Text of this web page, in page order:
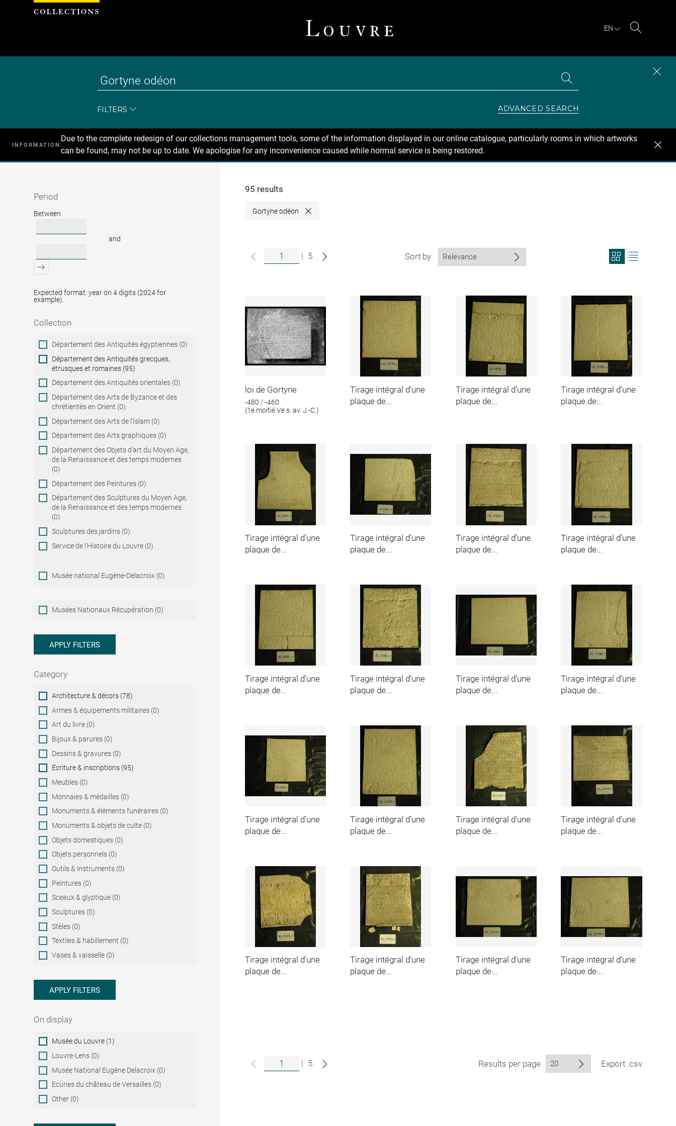
EN
FILTERS ADVANCED SEARCH
INFORMATION
Due to the complete redesign of our collections management tools, some of the information displayed in our online catalogue, particularly rooms in which artworks
can be found, may not be up to date. We apologise for any inconvenience caused while normal service is being restored.
Recherche
Period
Period
Between
and
Expected format: year on 4 digits (2024 for
example).
Collection
Collection
Département des Antiquités égyptiennes (0)
Département des Antiquités grecques,
étrusques et romaines (95)
Département des Antiquités orientales (0)
Département des Arts de Byzance et des
chrétientés en Orient (0)
Département des Arts de l'Islam (0)
Département des Arts graphiques (0)
Département des Objets d'art du Moyen Age,
de la Renaissance et des temps modernes
(0)
Département des Peintures (0)
Département des Sculptures du Moyen Age,
de la Renaissance et des temps modernes
(0)
Sculptures des jardins (0)
Service de l'Histoire du Louvre (0)
Musée national Eugène-Delacroix (0)
Musées
Nationaux
Musées Nationaux Récupération (0)
APPLY FILTERS
Category
Category
Architecture & décors (78)
Armes & équipements militaires (0)
Art du livre (0)
Bijoux & parures (0)
Dessins & gravures (0)
Écriture & inscriptions (95)
Meubles (0)
Monnaies & médailles (0)
Monuments & éléments funéraires (0)
Monuments & objets de culte (0)
Objets domestiques (0)
Objets personnels (0)
Outils & instruments (0)
Peintures (0)
Sceaux & glyptique (0)
Sculptures (0)
Stèles (0)
Textiles & habillement (0)
Vases & vaisselle (0)
APPLY FILTERS
On display
On
display
Musée du Louvre (1)
Louvre-Lens (0)
Musée National Eugène Delacroix (0)
Ecuries du château de Versailles (0)
Other (0)
95 results
Gortyne odéon Close
| 5 Sort by
View
search
format
loi de Gortyne
-480 / -460
(1e moitié Ve s. av. J.-C.)
Tirage intégral d’une
plaque de...
Tirage intégral d’une
plaque de...
Tirage intégral d’une
plaque de...
Tirage intégral d’une
plaque de...
Tirage intégral d’une
plaque de...
Tirage intégral d’une
plaque de...
Tirage intégral d’une
plaque de...
Tirage intégral d’une
plaque de...
Tirage intégral d’une
plaque de...
Tirage intégral d’une
plaque de...
Tirage intégral d’une
plaque de...
Tirage intégral d’une
plaque de...
Tirage intégral d’une
plaque de...
Tirage intégral d’une
plaque de...
Tirage intégral d’une
plaque de...
Tirage intégral d’une
plaque de...
Tirage intégral d’une
plaque de...
Tirage intégral d’une
plaque de...
Tirage intégral d’une
plaque de...
| 5 Results per page Export .csv
Cookies management panel